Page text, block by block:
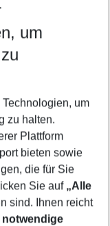
um
um
zu halten.
Plattform
bieten sowie
die für Sie
Sie auf „Alle
sind. Ihnen reicht
notwendige